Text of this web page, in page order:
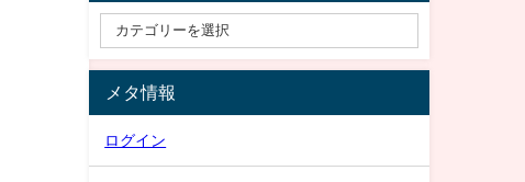
メタ情報
ログイン